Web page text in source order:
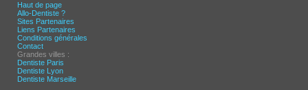
Haut de page
Allo-Dentiste ?
Sites Partenaires
Liens Partenaires
Conditions générales
Contact
Grandes villes :
Dentiste Paris
Dentiste Lyon
Dentiste Marseille